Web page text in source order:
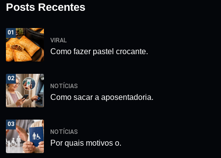
Posts Recentes
01
VIRAL
Como fazer pastel crocante.
02
NOTÍCIAS
Como sacar a aposentadoria.
03
NOTÍCIAS
Por quais motivos o.